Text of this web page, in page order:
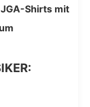
Shirts mit